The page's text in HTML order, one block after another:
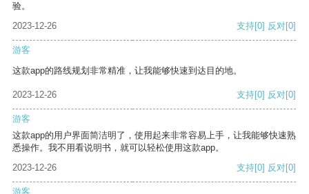
验。
2023-12-26
支持[0] 反对[0]
游客
这款app的路线规划非常精准，让我能够快速到达目的地。
2023-12-26 支持[0] 反对[0]
游客
这款app的用户界面简洁明了，使用起来非常容易上手，让我能够快速熟
悉操作。我不用看说明书，就可以轻松使用这款app。
2023-12-26
支持[0] 反对[0]
游客